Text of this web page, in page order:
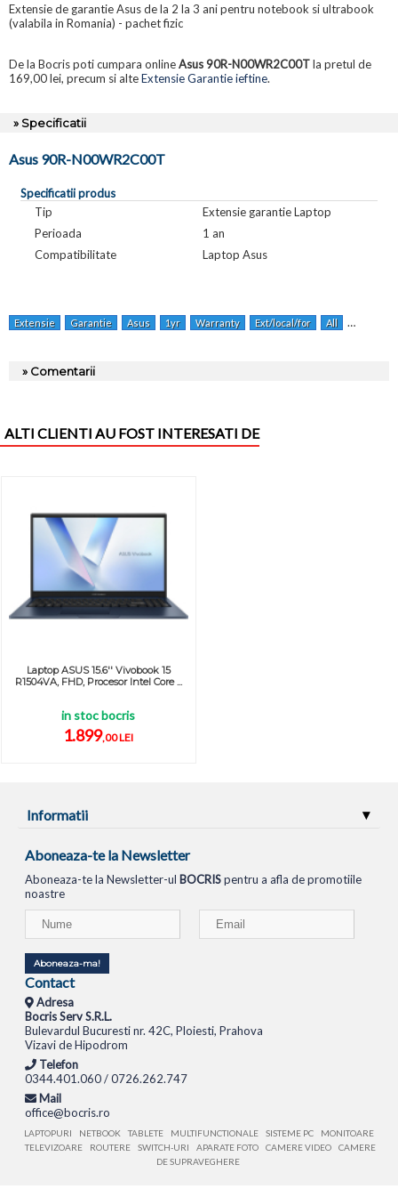
Extensie de garantie Asus de la 2 la 3 ani pentru notebook si ultrabook
(valabila in Romania) - pachet fizic
De la Bocris poti cumpara onlineAsus 90R-N00WR2C00Tla pretul de
169,00 lei, precum si alteExtensie Garantie ieftine.
» Specificatii
Asus 90R-N00WR2C00T
Specificatii produs
Tip
Extensie garantie Laptop
Perioada
1 an
Compatibilitate
Laptop Asus
Extensie Garantie Asus 1yr Warranty Ext/local/for All Nbstd2yr
» Comentarii
ALTI CLIENTI AU FOST INTERESATI DE
Laptop ASUS 15.6'' Vivobook 15
R1504VA, FHD, Procesor Intel Core ...
in stoc bocris
1.899,00 LEI
Informatii
Aboneaza-te la Newsletter
Aboneaza-te la Newsletter-ul BOCRISpentru a afla de promotiile
noastre
Aboneaza-ma!
Contact
Adresa
Bocris Serv S.R.L.
Bulevardul Bucuresti nr. 42C, Ploiesti, Prahova
Vizavi de Hipodrom
Telefon
0344.401.060 / 0726.262.747
Mail
office@bocris.ro
LAPTOPURI NETBOOK TABLETE MULTIFUNCTIONALE SISTEME PC
MONITOARE
TELEVIZOARE
ROUTERE SWITCH-URI APARATE FOTO CAMERE VIDEO
CAMERE
DE SUPRAVEGHERE